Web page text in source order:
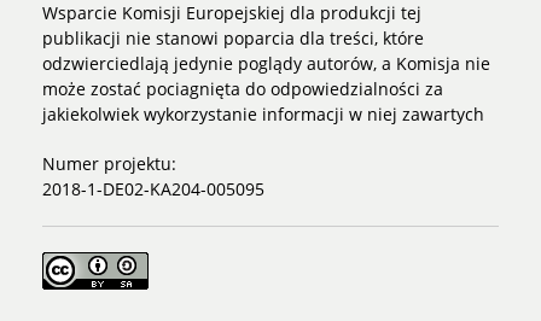
Wsparcie Komisji Europejskiej dla produkcji tej
publikacji nie stanowi poparcia dla treści, które
odzwierciedlają jedynie poglądy autorów, a Komisja nie
może zostać pociagnięta do odpowiedzialności za
jakiekolwiek wykorzystanie informacji w niej zawartych
Numer projektu:
2018-1-DE02-KA204-005095